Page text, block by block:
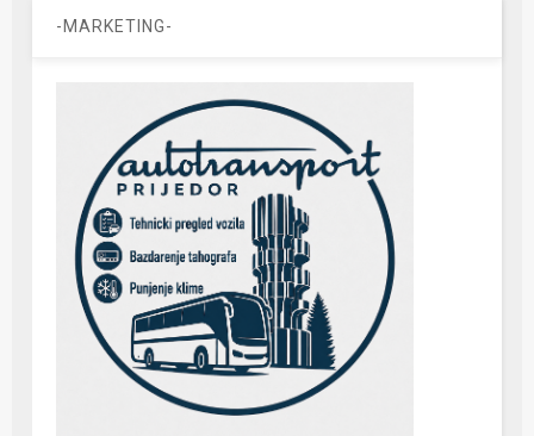
-MARKETING-